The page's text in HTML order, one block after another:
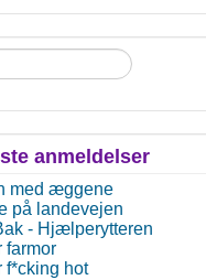
anmeldelser
med æggene
på landevejen
- Hjælperytteren
farmor
f*cking hot